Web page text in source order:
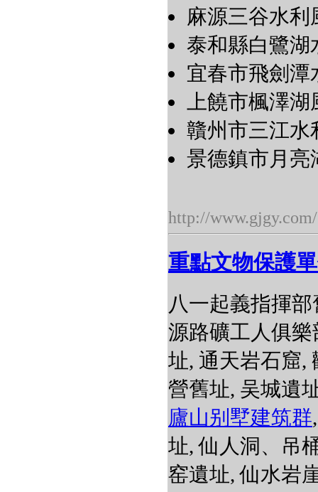
麻源三谷水利
泰和縣白鷺湖
宜春市飛劍潭
上饒市楓澤
贛州市三江
景德鎮市月亮
http://www.gjgy.com/
重點文物保護
八一起義指揮
源路礦工人俱
址, 通天岩石窟,
營舊址, 吴城遺
廬山别墅建筑群
址, 仙人洞、吊
窑遺址, 仙水岩